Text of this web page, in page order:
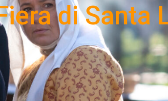
di Santa